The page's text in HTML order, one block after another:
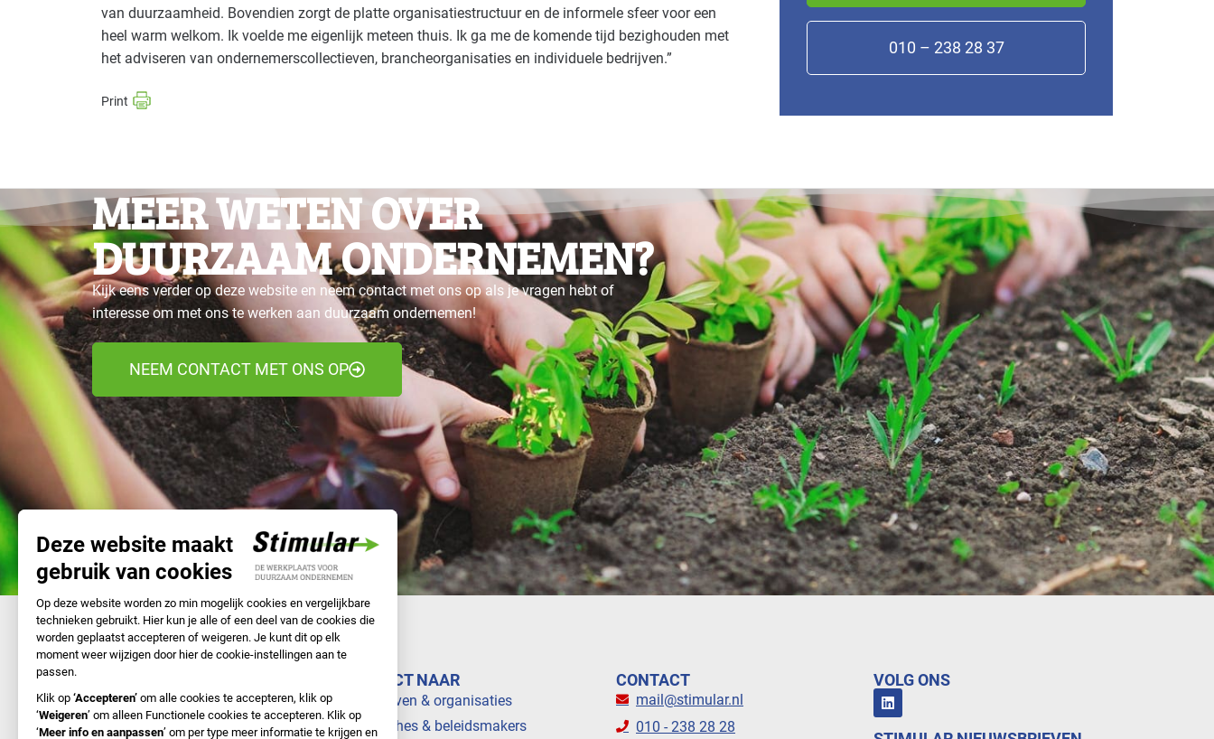
van duurzaamheid. Bovendien zorgt de platte organisatiestructuur en de informele sfeer voor een
heel warm welkom. Ik voelde me eigenlijk meteen thuis. Ik ga me de komende tijd bezighouden met
het adviseren van ondernemerscollectieven, brancheorganisaties en individuele bedrijven.”
010 – 238 28 37
MEER WETEN OVER
DUURZAAM ONDERNEMEN?
Kijk eens verder op deze website en neem contact met ons op als je vragen hebt of
interesse om met ons te werken aan duurzaam ondernemen!
NEEM CONTACT MET ONS OP
Samen met Stimular
Doe-het-zelf
DIRECT NAAR
Bedrijven & organisaties
Branches & beleidsmakers
CONTACT
mail@stimular.nl
010 - 238 28 28
VOLG ONS